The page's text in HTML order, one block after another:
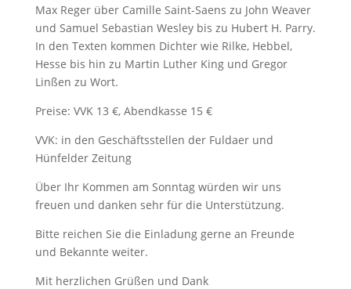
Max Reger über Camille Saint-Saens zu John Weaver
und Samuel Sebastian Wesley bis zu Hubert H. Parry.
In den Texten kommen Dichter wie Rilke, Hebbel,
Hesse bis hin zu Martin Luther King und Gregor
Linßen zu Wort.
Preise: VVK 13 €, Abendkasse 15 €
VVK: in den Geschäftsstellen der Fuldaer und
Hünfelder Zeitung
Über Ihr Kommen am Sonntag würden wir uns
freuen und danken sehr für die Unterstützung.
Bitte reichen Sie die Einladung gerne an Freunde
und Bekannte weiter.
Mit herzlichen Grüßen und Dank